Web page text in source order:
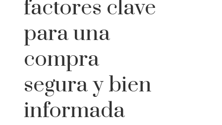
factores clave
para una
compra
segura y bien
informada